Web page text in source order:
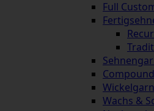
Full
Wickelgarn
Wachs &